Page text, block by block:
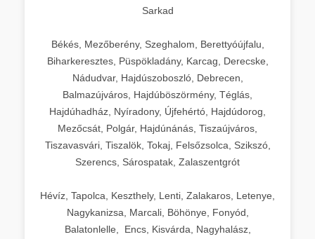
Sarkad
Békés, Mezőberény, Szeghalom, Berettyóújfalu,
Biharkeresztes, Püspökladány, Karcag, Derecske,
Nádudvar, Hajdúszoboszló, Debrecen,
Balmazújváros, Hajdúböszörmény, Téglás,
Hajdúhadház, Nyíradony, Újfehértó, Hajdúdorog,
Mezőcsát, Polgár, Hajdúnánás, Tiszaújváros,
Tiszavasvári, Tiszalök, Tokaj, Felsőzsolca, Szikszó,
Szerencs, Sárospatak, Zalaszentgrót
Hévíz, Tapolca, Keszthely, Lenti, Zalakaros, Letenye,
Nagykanizsa, Marcali, Böhönye, Fonyód,
Balatonlelle, Encs, Kisvárda, Nagyhalász,